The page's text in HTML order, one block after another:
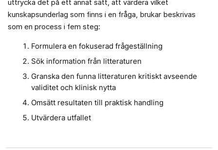
uttrycka det på ett annat sätt, att värdera vilket
kunskapsunderlag som finns i en fråga, brukar beskrivas
som en process i fem steg:
Formulera en fokuserad frågeställning
Sök information från litteraturen
Granska den funna litteraturen kritiskt avseende
validitet och klinisk nytta
Omsätt resultaten till praktisk handling
Utvärdera utfallet